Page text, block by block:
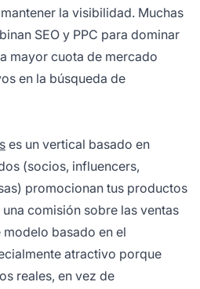
la visibilidad. Muchas
SEO y PPC para dominar
mayor cuota de mercado
en la búsqueda de
es un vertical basado en
(socios, influencers,
promocionan tus productos
comisión sobre las ventas
basado en el
atractivo porque
reales, en vez de